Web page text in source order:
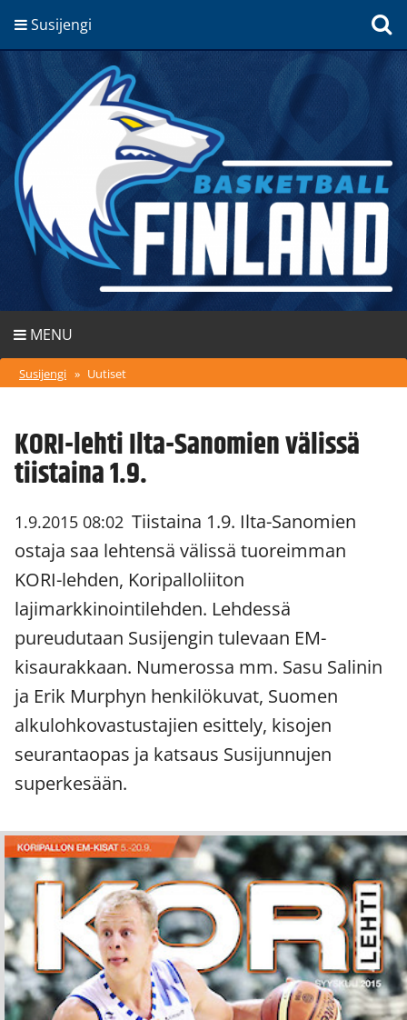
Susijengi
MENU
Susijengi » Uutiset
KORI-lehti Ilta-Sanomien välissä
tiistaina 1.9.
1.9.2015 08:02 Tiistaina 1.9. Ilta-Sanomien
ostaja saa lehtensä välissä tuoreimman
KORI-lehden, Koripalloliiton
lajimarkkinointilehden. Lehdessä
pureudutaan Susijengin tulevaan EM-
kisaurakkaan. Numerossa mm. Sasu Salinin
ja Erik Murphyn henkilökuvat, Suomen
alkulohkovastustajien esittely, kisojen
seurantaopas ja katsaus Susijunnujen
superkesään.